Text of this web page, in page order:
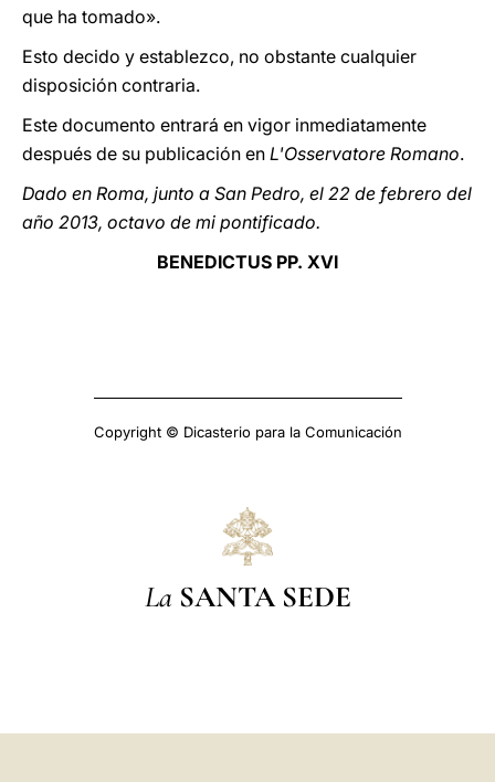
que ha tomado».
Esto decido y establezco, no obstante cualquier
disposición contraria.
Este documento entrará en vigor inmediatamente
después de su publicación en L'Osservatore Romano.
Dado en Roma, junto a San Pedro, el 22 de febrero del
año 2013, octavo de mi pontificado.
BENEDICTUS PP. XVI
Copyright © Dicasterio para la Comunicación
La SANTA SEDE